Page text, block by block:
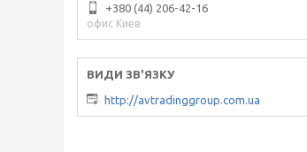
+380 (44) 206-42-16
офис Киев
http://avtradinggroup.com.ua